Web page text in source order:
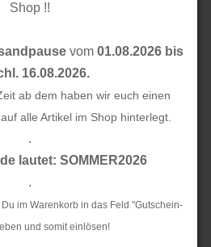
Shop !!
vom 01.08.2026 bis
16.08.2026.
ab dem haben wir euch einen
alle Artikel im Shop hinterlegt.
.
lautet: SOMMER2026
.
im Warenkorb in das Feld "Gutschein-
und somit einlösen!